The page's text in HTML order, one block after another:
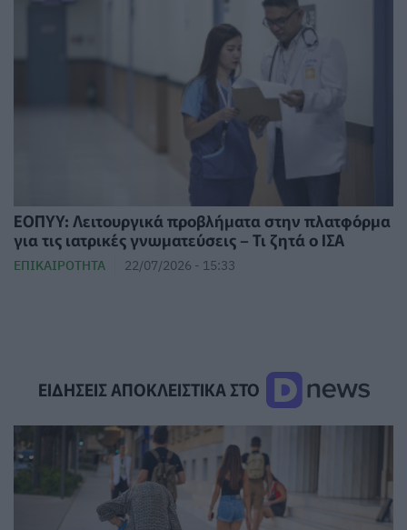
ΕΟΠΥΥ: Λειτουργικά προβλήματα στην πλατφόρμα
για τις ιατρικές γνωματεύσεις – Τι ζητά ο ΙΣΑ
ΕΠΙΚΑΙΡΌΤΗΤΑ 22/07/2026 - 15:33
ΕΙΔΗΣΕΙΣ ΑΠΟΚΛΕΙΣΤΙΚΑ ΣΤΟ